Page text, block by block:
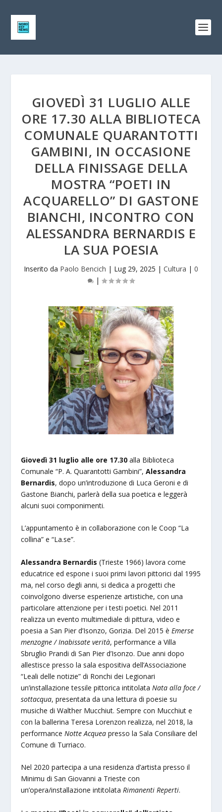
GIOVEDÌ 31 LUGLIO ALLE
ORE 17.30 ALLA BIBLIOTECA
COMUNALE QUARANTOTTI
GAMBINI, IN OCCASIONE
DELLA FINISSAGE DELLA
MOSTRA “POETI IN
ACQUARELLO” DI GASTONE
BIANCHI, INCONTRO CON
ALESSANDRA BERNARDIS E
LA SUA POESIA
Inserito da Paolo Bencich | Lug 29, 2025 | Cultura | 0
|
Giovedì 31 luglio alle ore 17.30 alla Biblioteca
Comunale “P. A. Quarantotti Gambini”,Alessandra
Bernardis, dopo un’introduzione di Luca Geroni e di
Gastone Bianchi, parlerà della sua poetica e leggerà
alcuni suoi componimenti.
L’appuntamento è in collaborazione con le Coop “La
collina” e “La.se”.
Alessandra Bernardis (Trieste 1966) lavora come
educatrice ed espone i suoi primi lavori pittorici dal 1995
ma, nel corso degli anni, si dedica a progetti che
coinvolgono diverse esperienze artistiche, con una
particolare attenzione per i testi poetici. Nel 2011
realizza un evento multimediale di pittura, video e
poesia a San Pier d’Isonzo, Gorizia. Del 2015 èEmerse
menzogne / Inabissate verità, performance a Villa
Sbruglio Prandi di San Pier d’Isonzo. Due anni dopo
allestisce presso la sala espositiva dell’Associazione
“Leali delle notizie” di Ronchi dei Legionari
un’installazione tessile pittorica intitolataNata alla foce /
sottacqua, presentata da una lettura di poesie su
musiche di Walther Mucchiut. Sempre con Mucchiut e
con la ballerina Teresa Lorenzon realizza, nel 2018, la
performanceNotte Acquea presso la Sala Consiliare del
Comune di Turriaco.
Nel 2020 partecipa a una residenza d’artista presso il
Minimu di San Giovanni a Trieste con
un’opera/installazione intitolataRimanenti Reperti.